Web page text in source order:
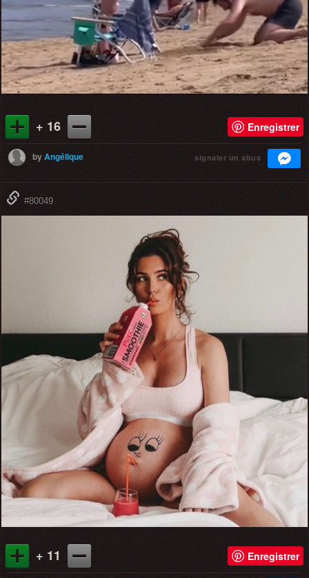
+ 16 Enregistrer
byAngélique signaler un abus
#80049
+ 11 Enregistrer